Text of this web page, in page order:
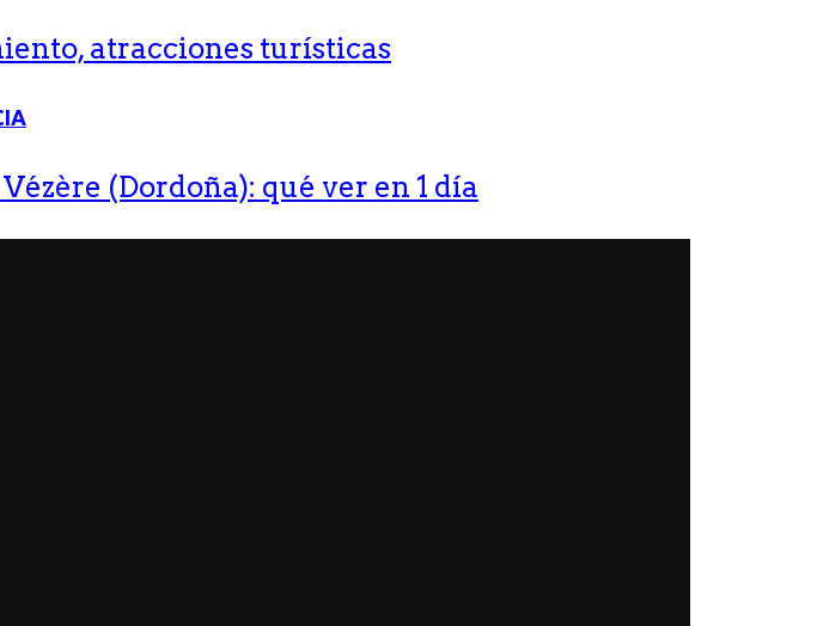
atracciones turísticas
(Dordoña): qué ver en 1 día